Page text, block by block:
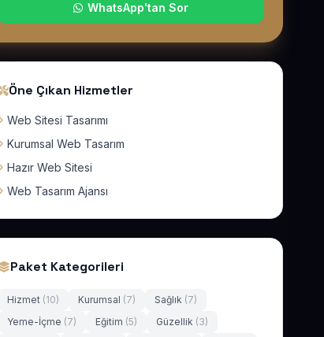
WhatsApp'tan Sor
Öne Çıkan Hizmetler
Web Sitesi Tasarımı
Kurumsal Web Tasarım
Hazır Web Sitesi
Web Tasarım Ajansı
Paket Kategorileri
Hizmet (10) Kurumsal (7) Sağlık (7)
Yeme-İçme (7) Eğitim (5) Güzellik (3)